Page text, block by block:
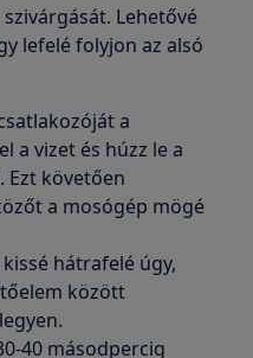
Lehetővé
lefelé folyjon az alsó
a
a vizet és húzz le a
Ezt követően
a mosógép mögé
hátrafelé úgy,
között
40 másodpercig